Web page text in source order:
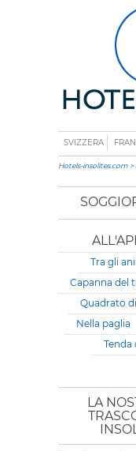
SVIZZERA
Hotels-insolites.com >
Tra gli
Capanna del
Quadrato
Nella paglia
Tenda
LA